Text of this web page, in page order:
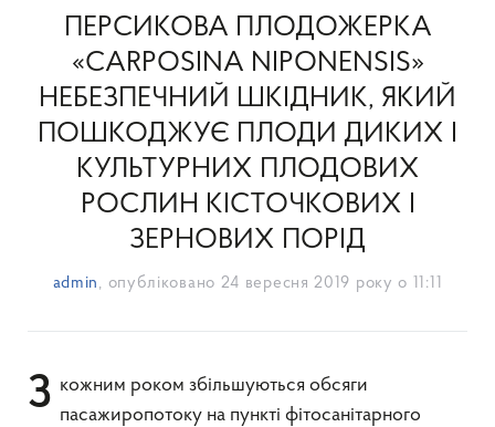
ПЕРСИКОВА ПЛОДОЖЕРКА
«CARPOSINA NIPONENSIS»
НЕБЕЗПЕЧНИЙ ШКІДНИК, ЯКИЙ
ПОШКОДЖУЄ ПЛОДИ ДИКИХ І
КУЛЬТУРНИХ ПЛОДОВИХ
РОСЛИН КІСТОЧКОВИХ І
ЗЕРНОВИХ ПОРІД
admin , опубліковано 24 вересня 2019 року о 11:11
З кожним роком збільшуються обсяги пасажиропотоку на пункті фітосанітарного